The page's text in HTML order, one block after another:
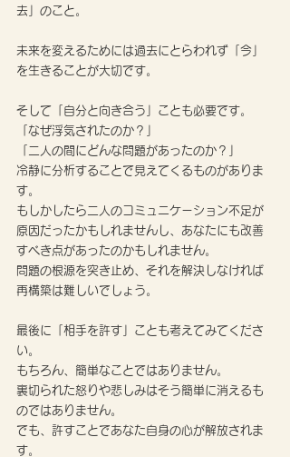
去」のこと。
未来を変えるためには過去にとらわれず「今」
を生きることが大切です。
そして「自分と向き合う」ことも必要です。
「なぜ浮気されたのか？」
「二人の間にどんな問題があったのか？」
冷静に分析することで見えてくるものがありま
す。
もしかしたら二人のコミュニケーション不足が
原因だったかもしれませんし、あなたにも改善
すべき点があったのかもしれません。
問題の根源を突き止め、それを解決しなければ
再構築は難しいでしょう。
最後に「相手を許す」ことも考えてみてくださ
い。
もちろん、簡単なことではありません。
裏切られた怒りや悲しみはそう簡単に消えるも
のではありません。
でも、許すことであなた自身の心が解放されま
す。